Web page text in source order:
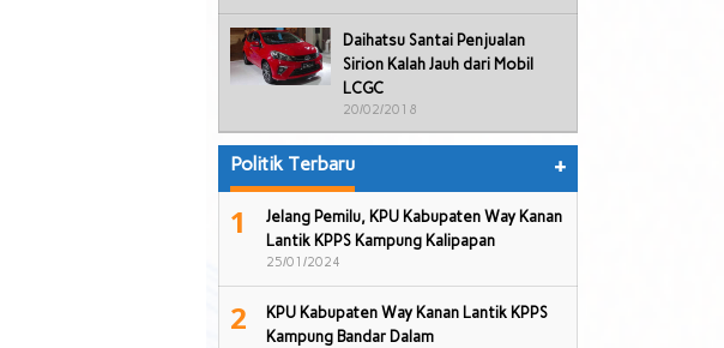
Daihatsu Santai Penjualan
Sirion Kalah Jauh dari Mobil
LCGC
20/02/2018
Politik Terbaru +
1
Jelang Pemilu, KPU Kabupaten Way Kanan
Lantik KPPS Kampung Kalipapan
25/01/2024
2
KPU Kabupaten Way Kanan Lantik KPPS
Kampung Bandar Dalam